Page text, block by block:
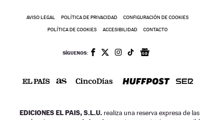
AVISO LEGAL POLÍTICA DE PRIVACIDAD CONFIGURACIÓN DE COOKIES
POLÍTICA DE COOKIES ACCESIBILIDAD CONTACTO
SÍGUENOS:
EDICIONES EL PAIS, S.L.U. realiza una reserva expresa de las